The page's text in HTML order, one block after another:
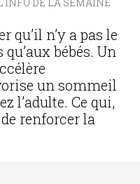
qu’il n’y a pas le
bébés. Un
un sommeil
l’adulte. Ce qui,
renforcer la